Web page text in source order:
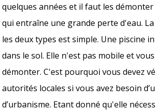
quelques années et il faut les démonter
qui entraîne une grande perte d'eau.
les deux types est simple. Une piscine
dans le sol. Elle n'est pas mobile et
démonter. C'est pourquoi vous devez
autorités locales si vous avez besoin
d’urbanisme. Etant donné qu'elle